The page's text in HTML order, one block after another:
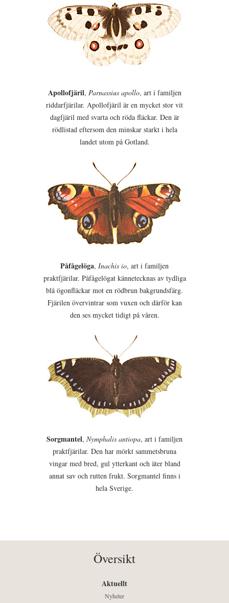
Apollofjäril, Parnassius apollo, art i familjen
riddarfjärilar. Apollofjäril är en mycket stor vit
dagfjäril med svarta och röda fläckar. Den är
rödlistad eftersom den minskar starkt i hela
landet utom på Gotland.
Påfågelöga, Inachis io, art i familjen
praktfjärilar. Påfågelögat kännetecknas av tydliga
blå ögonfläckar mot en rödbrun bakgrundsfärg.
Fjärilen övervintrar som vuxen och därför kan
den ses mycket tidigt på våren.
Sorgmantel, Nymphalis antiopa, art i familjen
praktfjärilar. Den har mörkt sammetsbruna
vingar med bred, gul ytterkant och äter bland
annat sav och rutten frukt. Sorgmantel finns i
hela Sverige.
Översikt
Aktuellt
Nyheter